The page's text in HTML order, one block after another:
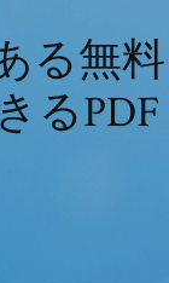
る無料
るPDF